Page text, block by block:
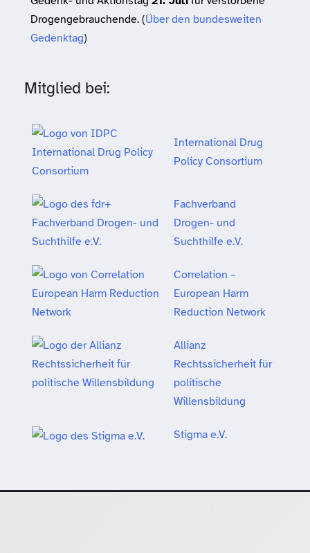
Drogengebrauchende. (Über den bundesweiten
Gedenktag)
Mitglied bei:
International Drug
Policy Consortium
Fachverband
Drogen- und
Suchthilfe e.V.
Correlation –
European Harm
Reduction Network
Allianz
Rechtssicherheit für
politische
Willensbildung
Stigma e.V.